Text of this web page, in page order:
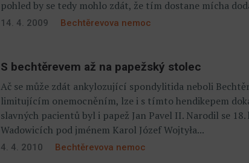
pohled by se tedy mohlo zdát, že tím dostane mícha
14. 4. 2009 Bechtěrevova nemoc
S bechtěrevem až na papežský stolec
Ač se může zdát ankylozující spondylitida neboli
limitujícím onemocněním, lze i s tímto hendikepem
slavných pacientů byl i papež Jan Pavel II. Narodil se
Wadowicích pod jménem Karol Józef Wojtyła...
4. 4. 2010 Bechtěrevova nemoc